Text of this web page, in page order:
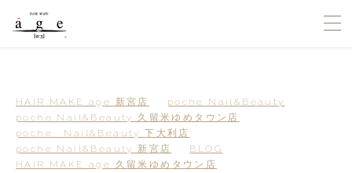
HAIR MAKE age 新宮店
poche Nail&Beauty
poche Nail&Beauty 久留米ゆめタウン店
poche Nail&Beauty 下大利店
poche Nail&Beauty 新宮店
BLOG
HAIR MAKE age 久留米ゆめタウン店